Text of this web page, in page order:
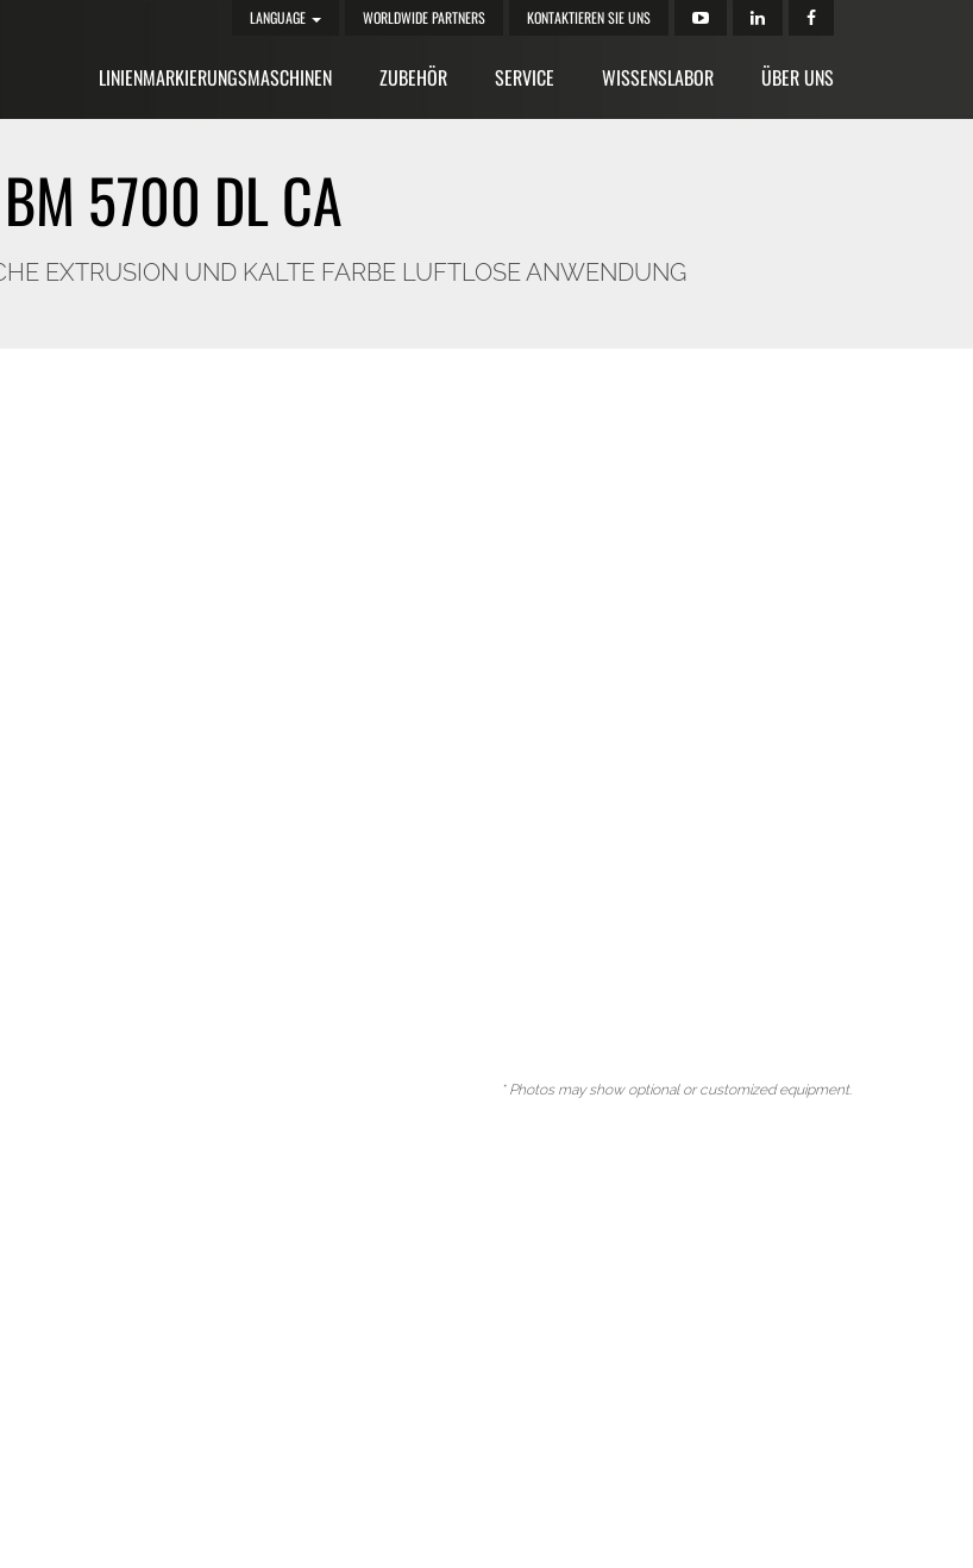
LANGUAGE WORLDWIDE PARTNERS KONTAKTIEREN SIE UNS
LINIENMARKIERUNGSMASCHINEN ZUBEHÖR SERVICE WISSENSLABOR ÜBER UNS
BM 5700 DL CA
EXTRUSION UND KALTE FARBE LUFTLOSE ANWENDUNG
* Photos may show optional or customized equipment.